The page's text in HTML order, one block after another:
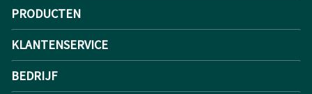
PRODUCTEN
KLANTENSERVICE
BEDRIJF